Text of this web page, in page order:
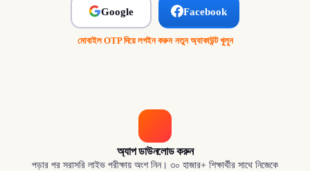
Google Facebook
মোবাইল OTP দিয়ে লগইন করুন·নতুন অ্যাকাউন্ট খুলুন
অ্যাপ ডাউনলোড করুন
পড়ার পর সরাসরি লাইভ পরীক্ষায় অংশ নিন। ৩০ হাজার+ শিক্ষার্থীর সাথে নিজেকে